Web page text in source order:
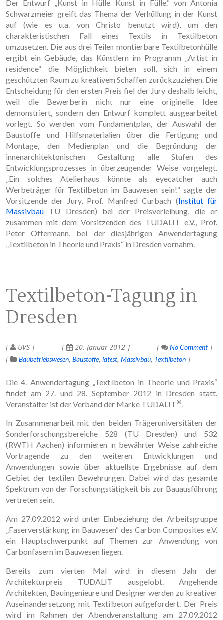
Der Entwurf „Kunst in Hülle. Kunst in Fülle.“ von Antonia
Schwarzmeier greift das Thema der Verhüllung in der Kunst
auf (wie es u.a. von Christo benutzt wird), um den
charakteristischen Fall eines Textils in Textilbeton
umzusetzen. Die aus drei Teilen montierbare Textilbetonhülle
ergibt ein Gebäude, das Künstlern im Programm „Artist in
residence“ die Möglichkeit bieten soll, sich in einem
geschützten Raum zu kreativem Schaffen zurückzuziehen. Die
Entscheidung für den ersten Preis fiel der Jury deshalb leicht,
weil die Bewerberin nicht nur eine originelle Idee
demonstriert, sondern den Entwurf komplett ausgearbeitet
vorlegt. So werden vom Fundamentplan, der Auswahl der
Baustoffe und Hilfsmaterialien über die Fertigung und
Montage, den Medienplan und die Begründung der
innenarchitektonischen Gestaltung alle Stufen des
Entwicklungsprozesses in überzeugender Weise vorgelegt.
„Ein solches Atelierhaus könnte als eye­catcher auch
Werbeträger für Textilbeton im Bauwesen sein!“ sagte der
Vorsitzende der Jury, Prof. Manfred Curbach (Institut für
Massivbau TU Dresden) bei der Preisverleihung, die er
zusammen mit dem Vorsitzenden des TUDALIT e.V., Prof.
Peter Offermann, bei der diesjährigen Anwendertagung
„Textilbeton in Theorie und Praxis“ in Dresden vornahm.
Textilbeton-Tagung in
Dresden
UVS 20. Januar 2012
No Comment
Baubetriebswesen Baustoffe latest Massivbau Textilbeton
Die 4. Anwendertagung „Textilbeton in Theorie und Praxis“
findet am 27. und 28. September 2012 in Dresden statt.
Veranstalter ist der Verband der Marke TUDALIT®.
In Zusammenarbeit mit den beiden Trägeruniversitäten der
Sonderforschungsbereiche 528 (TU Dresden) und 532
(RWTH Aachen) informieren in bewährter Weise zahlreiche
Vortragende zu den weiteren Entwicklungen und
Anwendungen sowie über aktuellste Ergebnisse auf dem
Gebiet der textilen Bewehrungen. Dabei wird das gesamte
Spektrum von der Forschungstätigkeit bis zur Bauausführung
vertreten sein.
Am 27.09.2012 wird unter Einbeziehung der Arbeitsgruppe
„Faserverstärkung im Bauwesen“ des Carbon Composites e.V.
ein Hauptschwerpunkt auf Themen zur Anwendung von
Carbonfasern im Bauwesen liegen.
Bereits zum vierten Mal wird in diesem Jahr der
Architekturpreis TUDALIT ausgelobt. Angehende
Architekten, Bauingenieure und Designer werden zu kreativer
Auseinandersetzung mit Textilbeton aufgefordert. Der Preis
wird im Rahmen der Abendveranstaltung am 27.09.2012